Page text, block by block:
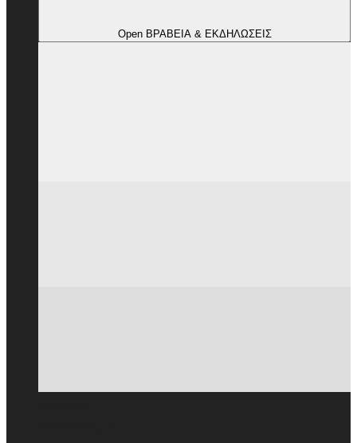
Open ΒΡΑΒΕΙΑ & ΕΚΔΗΛΩΣΕΙΣ